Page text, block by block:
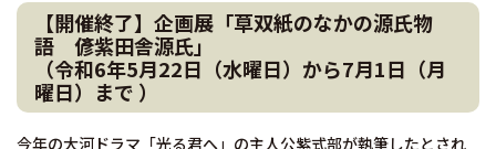
【開催終了】企画展「草双紙のなかの源氏物
語 偐紫田舎源氏」
（令和6年5月22日（水曜日）から7月1日（月
曜日）まで ）
今年の大河ドラマ「光る君へ」の主人公紫式部が執筆したとされ